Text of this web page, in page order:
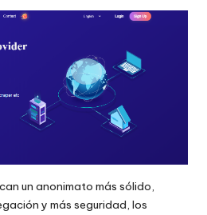
un anonimato más sólido,
y más seguridad, los